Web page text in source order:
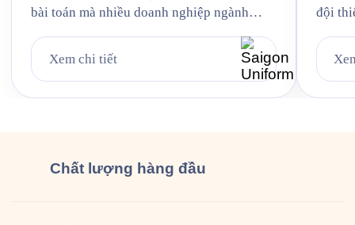
bài toán mà nhiều doanh nghiệp ngành
Môn cũng vậy. Cứ đến hẹn lại lên, mỗi năm
khi mùa bánh Trung Thu về, Hỷ Lâm Môn
Xem chi tiết
đội
mẫu
Quy
Chất lượng hàng đầu